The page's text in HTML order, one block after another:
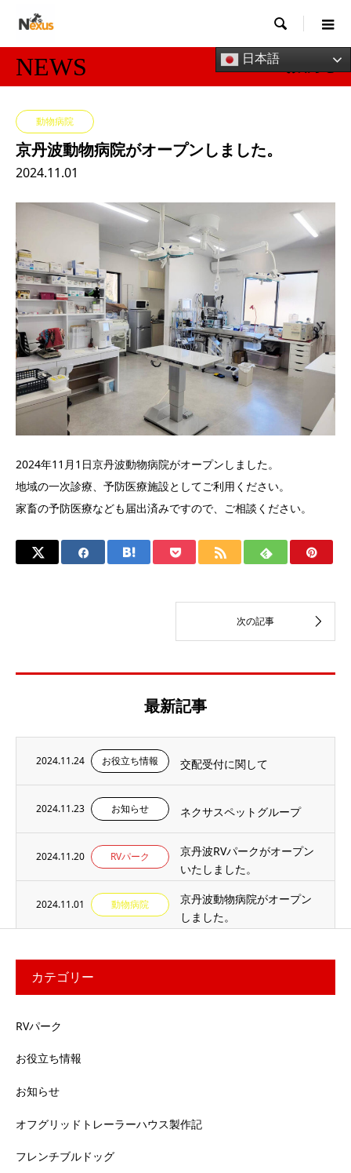
日本語

NEWS
動物病院
京丹波動物病院がオープンしました。
2024.11.01
2024年11月1日京丹波動物病院がオープンしました。
地域の一次診療、予防医療施設としてご利用ください。
家畜の予防医療なども届出済みですので、ご相談ください。
最新記事
2024.11.24 お役立ち情報 交配受付に関して
2024.11.23 お知らせ ネクサスペットグループ
2024.11.20 RVパーク
京丹波RVパークがオープン
いたしました。
2024.11.01 動物病院
京丹波動物病院がオープン
しました。
カテゴリー
RVパーク
お役立ち情報
お知らせ
オフグリッドトレーラーハウス製作記
フレンチブルドッグ